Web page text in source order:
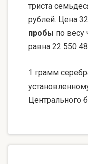
триста
рублей. Цена
пробы по весу
равна 22 550
1 грамм
Центрального